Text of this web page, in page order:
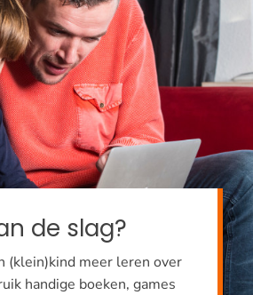
de slag?
(klein)kind meer leren over
handige boeken, games